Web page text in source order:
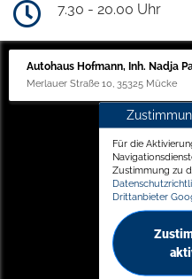
7.30 - 20.00 Uhr
Autohaus Hofmann, Inh. Nadja
Merlauer Straße 10, 35325 Mücke
Für die
Zustimmung zu
Drittanbieter